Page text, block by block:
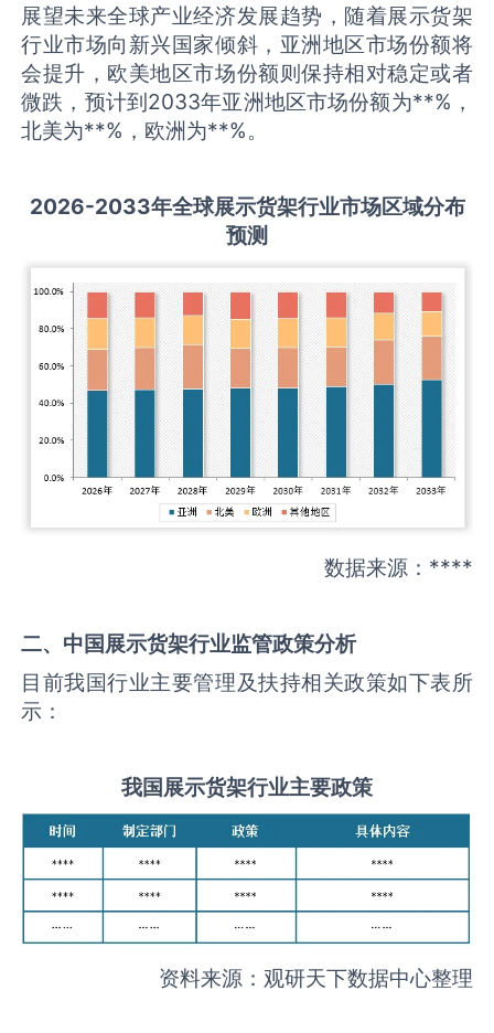
展望未来全球产业经济发展趋势，随着展示货架
行业市场向新兴国家倾斜，亚洲地区市场份额将
会提升，欧美地区市场份额则保持相对稳定或者
微跌，预计到2033年亚洲地区市场份额为**%，
北美为**%，欧洲为**%。
2026-2033年全球展示货架行业市场区域分布
预测
数据来源：****
二、中国展示货架行业监管政策分析
目前我国行业主要管理及扶持相关政策如下表所
示：
我国展示货架行业主要政策
资料来源：观研天下数据中心整理